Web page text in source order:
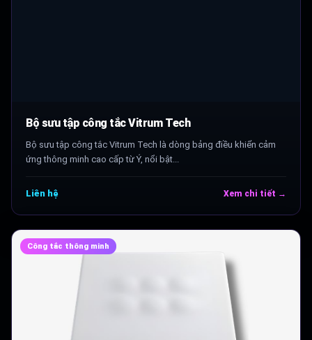
Bộ sưu tập công tắc Vitrum Tech
Bộ sưu tập công tắc Vitrum Tech là dòng bảng điều khiển cảm
ứng thông minh cao cấp từ Ý, nổi bật...
Liên hệ Xem chi tiết →
Công tắc thông minh